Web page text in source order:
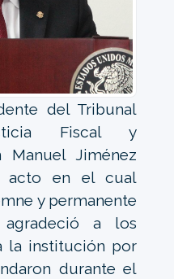
del Tribunal
Fiscal y
Manuel Jiménez
acto en el cual
y permanente
a los
la institución por
durante el